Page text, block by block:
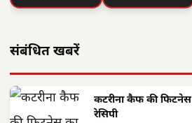
संबंधित खबरें
कटरीना कैफ की फिटनेस
रेसिपी